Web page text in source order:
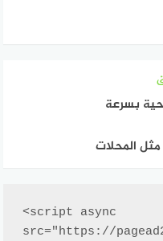
بسرعة
المحلات
<script async
src="https://